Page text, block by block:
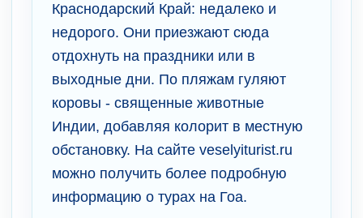
Краснодарский Край: недалеко и
недорого. Они приезжают сюда
отдохнуть на праздники или в
выходные дни. По пляжам гуляют
коровы - священные животные
Индии, добавляя колорит в местную
обстановку. На сайте veselyiturist.ru
можно получить более подробную
информацию о турах на Гоа.